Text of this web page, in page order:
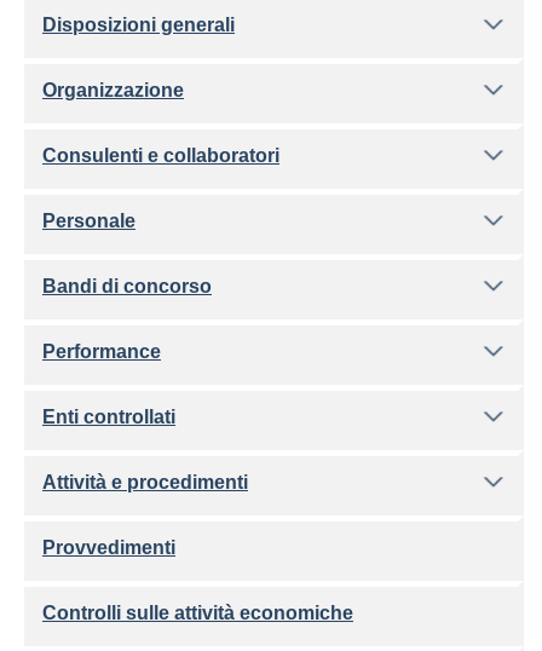
Disposizioni generali
Organizzazione
Consulenti e collaboratori
Personale
Bandi di concorso
Performance
Enti controllati
Attività e procedimenti
Provvedimenti
Controlli sulle attività economiche